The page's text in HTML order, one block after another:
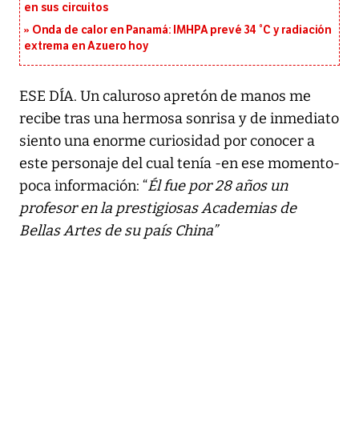
en sus circuitos
Onda de calor en Panamá: IMHPA prevé 34 °C y radiación
extrema en Azuero hoy
ESE DÍA. Un caluroso apretón de manos me
recibe tras una hermosa sonrisa y de inmediato
siento una enorme curiosidad por conocer a
este personaje del cual tenía -en ese momento-
poca información: “Él fue por 28 años un
profesor en la prestigiosas Academias de
Bellas Artes de su país China”